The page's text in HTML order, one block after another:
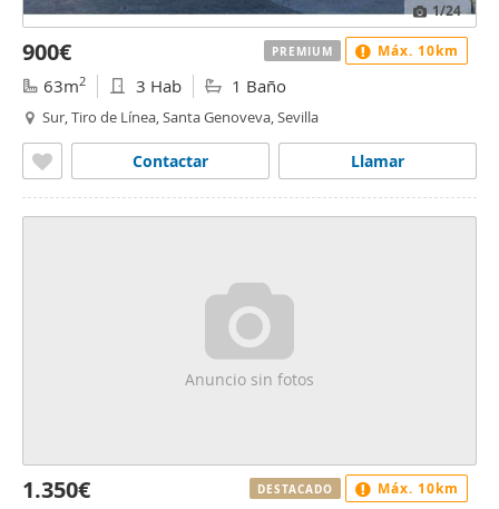
1/24
900€
63m2 3 Hab 1 Baño
Sur, Tiro de Línea, Santa Genoveva, Sevilla
Llamar
Contactar
PREMIUM Máx. 10km
Anuncio sin fotos
1.350€ DESTACADO Máx. 10km